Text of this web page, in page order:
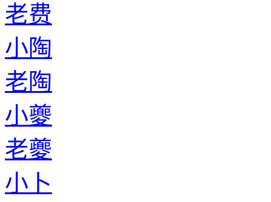
老费
小陶
老陶
小夔
老夔
小卜